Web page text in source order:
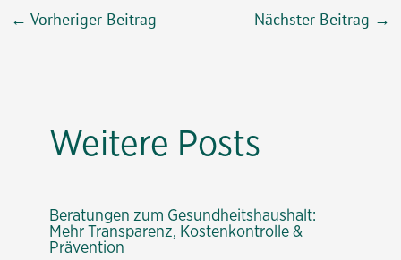
Beitragsnavigation
← Vorheriger Beitrag Nächster Beitrag →
Weitere Posts
Beratungen zum Gesundheitshaushalt:
Mehr Transparenz, Kostenkontrolle &
Prävention